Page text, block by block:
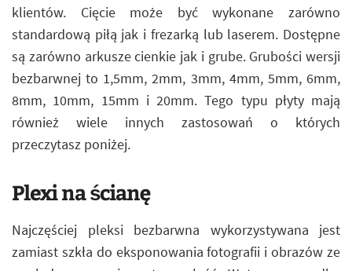
klientów. Cięcie może być wykonane zarówno
standardową piłą jak i frezarką lub laserem. Dostępne
są zarówno arkusze cienkie jak i grube. Grubości wersji
bezbarwnej to 1,5mm, 2mm, 3mm, 4mm, 5mm, 6mm,
8mm, 10mm, 15mm i 20mm. Tego typu płyty mają
również wiele innych zastosowań o których
przeczytasz poniżej.
Plexi na ścianę
Najczęściej pleksi bezbarwna wykorzystywana jest
zamiast szkła do eksponowania fotografii i obrazów ze